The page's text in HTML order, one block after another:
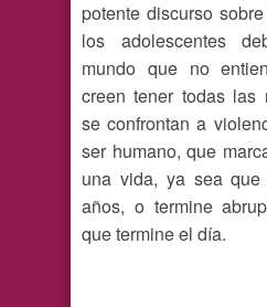
potente discurso
los adolescentes
mundo que no
creen tener todas las
se confrontan a
ser humano, que
una vida, ya sea
años, o termine
que termine el día.